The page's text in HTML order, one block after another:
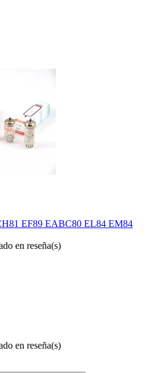
EF89 EABC80 EL84 EM84
en reseña(s)
en reseña(s)